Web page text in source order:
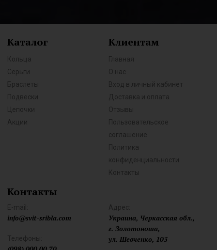
Каталог
Кольца
Серьги
Браслеты
Подвески
Цепочки
Акции
Клиентам
Главная
О нас
Вход в личный кабинет
Доставка и оплата
Отзывы
Пользовательское
соглашение
Политика
конфиденциальности
Контакты
Контакты
E-mail:
info@svit-sribla.com
Телефоны:
Адрес:
Украина, Черкасская обл.,
г. Золотоноша,
ул. Шевченко, 103